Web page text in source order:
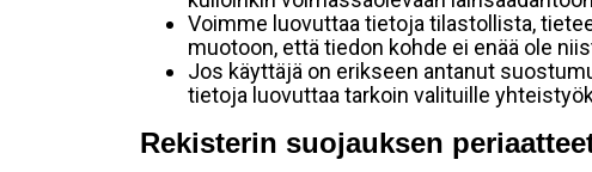
Voimme luovuttaa tietoja tilastollista,
muotoon, että tiedon kohde ei enää ole
Jos käyttäjä on erikseen antanut
tietoja luovuttaa tarkoin valituille
Rekisterin suojauksen